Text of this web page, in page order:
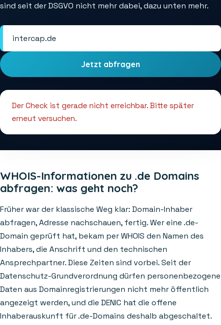
sind seit der DSGVO nicht mehr dabei, dazu unten mehr.
Jetzt abfragen
Der Check ist gerade nicht erreichbar. Bitte später
erneut versuchen.
WHOIS-Informationen zu .de Domains
abfragen: was geht noch?
Früher war der klassische Weg klar: Domain-Inhaber
abfragen, Adresse nachschauen, fertig. Wer eine .de-
Domain geprüft hat, bekam per WHOIS den Namen des
Inhabers, die Anschrift und den technischen
Ansprechpartner. Diese Zeiten sind vorbei. Seit der
Datenschutz-Grundverordnung dürfen personenbezogene
Daten aus Domainregistrierungen nicht mehr öffentlich
angezeigt werden, und die DENIC hat die offene
Inhaberauskunft für .de-Domains deshalb abgeschaltet.